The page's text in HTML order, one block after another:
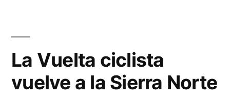
La Vuelta ciclista
vuelve a la Sierra Norte